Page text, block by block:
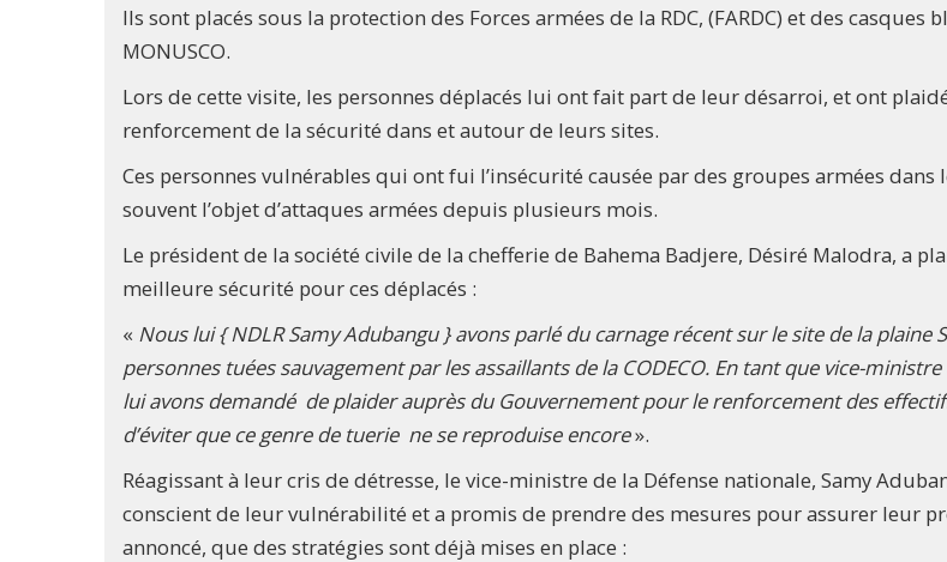
Ils sont placés sous la protection des Forces armées de la RDC, (FARDC) et des casques
MONUSCO.
Lors de cette visite, les personnes déplacés lui ont fait part de leur désarroi, et ont
renforcement de la sécurité dans et autour de leurs sites.
Ces personnes vulnérables qui ont fui l’insécurité causée par des groupes armées
souvent l’objet d’attaques armées depuis plusieurs mois.
Le président de la société civile de la chefferie de Bahema Badjere, Désiré Malodra, a
meilleure sécurité pour ces déplacés :
« Nous lui { NDLR Samy Adubangu } avons parlé du carnage récent sur le site de la plaine
personnes tuées sauvagement par les assaillants de la CODECO. En tant que vice-
lui avons demandé de plaider auprès du Gouvernement pour le renforcement des
d’éviter que ce genre de tuerie ne se reproduise encore».
Réagissant à leur cris de détresse, le vice-ministre de la Défense nationale, Samy
conscient de leur vulnérabilité et a promis de prendre des mesures pour assurer leur
annoncé, que des stratégies sont déjà mises en place :